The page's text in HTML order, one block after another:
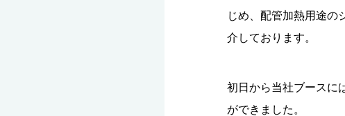
じめ、配管加熱用途の
介しております。
初日から当社ブースに
ができました。